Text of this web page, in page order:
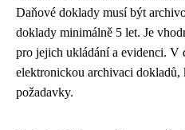
Daňové doklady musí být
doklady minimálně 5 let. Je
pro jejich ukládání a evidenci. V
elektronickou archivaci dokladů,
požadavky.